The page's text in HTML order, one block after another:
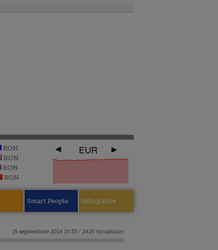
RON
RON
RON
RON
EUR
Smart People Infografice
15 septembrie 2014 15:33 / 2425 vizualizari